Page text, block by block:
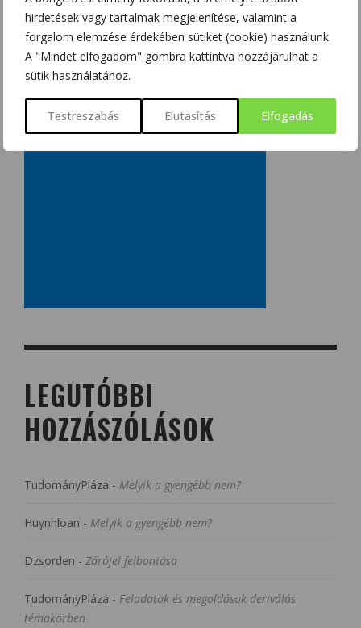
hirdetések vagy tartalmak megjelenítése, valamint a
forgalom elemzése érdekében sütiket (cookie) használunk.
A "Mindet elfogadom" gombra kattintva hozzájárulhat a
sütik használatához.
Testreszabás Elutasítás Elfogadás
LEGUTÓBBI
HOZZÁSZÓLÁSOK
TudományPláza - Melyik a gyengébb nem?
Huynhloan - Melyik a gyengébb nem?
Dzsorden - Zárójel felbontása
TudományPláza - Feladatok és megoldások deriválás
témakörben